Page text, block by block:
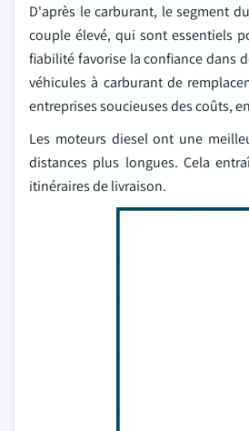
D'après le carburant, le segment
couple élevé, qui sont essentiels
fiabilité favorise la confiance dans
véhicules à carburant de
entreprises soucieuses des coûts,
Les moteurs diesel ont une
distances plus longues. Cela
itinéraires de livraison.